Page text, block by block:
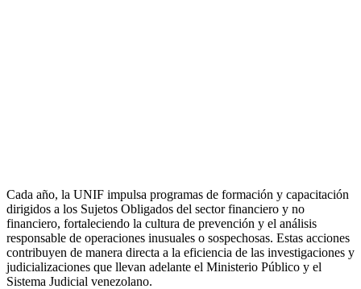
Cada año, la UNIF impulsa programas de formación y capacitación
dirigidos a los Sujetos Obligados del sector financiero y no
financiero, fortaleciendo la cultura de prevención y el análisis
responsable de operaciones inusuales o sospechosas. Estas acciones
contribuyen de manera directa a la eficiencia de las investigaciones y
judicializaciones que llevan adelante el Ministerio Público y el
Sistema Judicial venezolano.